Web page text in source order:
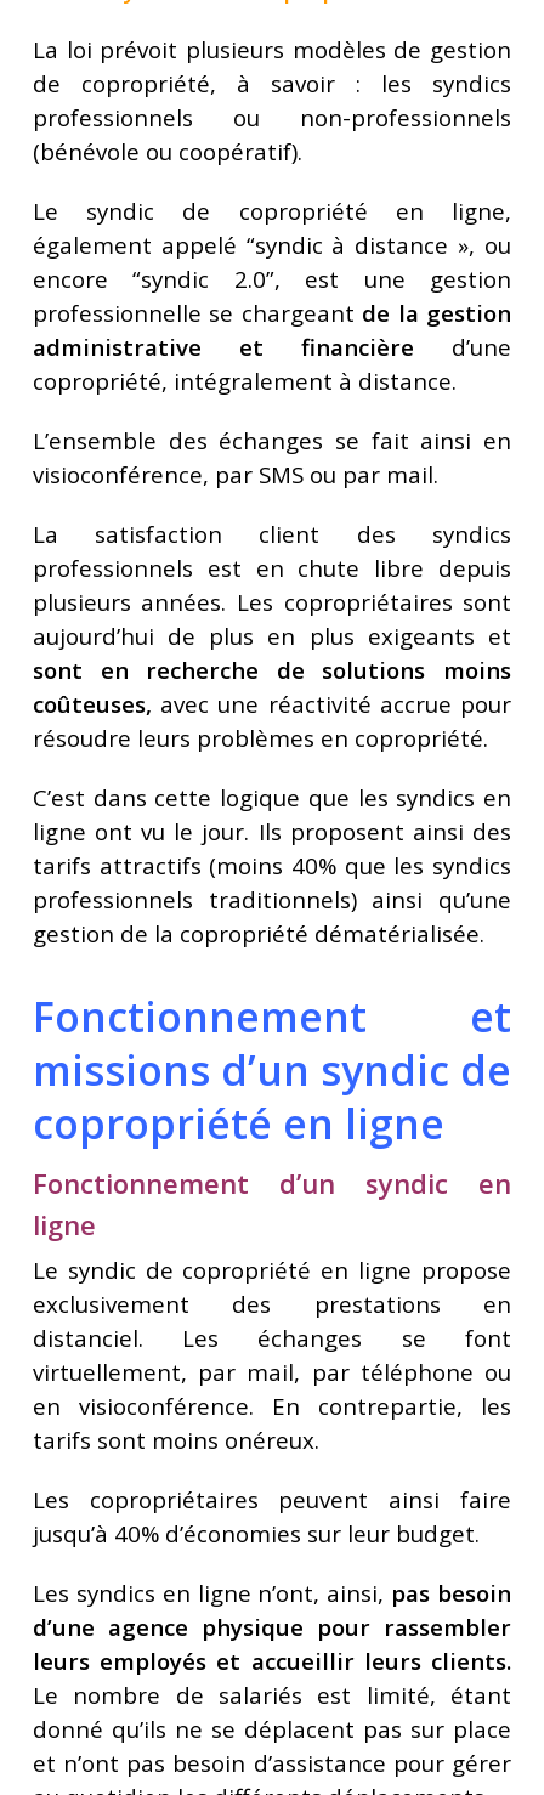
La loi prévoit plusieurs modèles de gestion
de copropriété, à savoir : les syndics
professionnels ou non-professionnels
(bénévole ou coopératif).
Le syndic de copropriété en ligne,
également appelé “syndic à distance », ou
encore “syndic 2.0”, est une gestion
professionnelle se chargeant de la gestion
administrative et financière d’une
copropriété, intégralement à distance.
L’ensemble des échanges se fait ainsi en
visioconférence, par SMS ou par mail.
La satisfaction client des syndics
professionnels est en chute libre depuis
plusieurs années. Les copropriétaires sont
aujourd’hui de plus en plus exigeants et
sont en recherche de solutions moins
coûteuses, avec une réactivité accrue pour
résoudre leurs problèmes en copropriété.
C’est dans cette logique que les syndics en
ligne ont vu le jour. Ils proposent ainsi des
tarifs attractifs (moins 40% que les syndics
professionnels traditionnels) ainsi qu’une
gestion de la copropriété dématérialisée.
Fonctionnement et
missions d’un syndic de
copropriété en ligne
Fonctionnement d’un syndic en
ligne
Le syndic de copropriété en ligne propose
exclusivement des prestations en
distanciel. Les échanges se font
virtuellement, par mail, par téléphone ou
en visioconférence. En contrepartie, les
tarifs sont moins onéreux.
Les copropriétaires peuvent ainsi faire
jusqu’à 40% d’économies sur leur budget.
Les syndics en ligne n’ont, ainsi, pas besoin
d’une agence physique pour rassembler
leurs employés et accueillir leurs clients.
Le nombre de salariés est limité, étant
donné qu’ils ne se déplacent pas sur place
et n’ont pas besoin d’assistance pour gérer